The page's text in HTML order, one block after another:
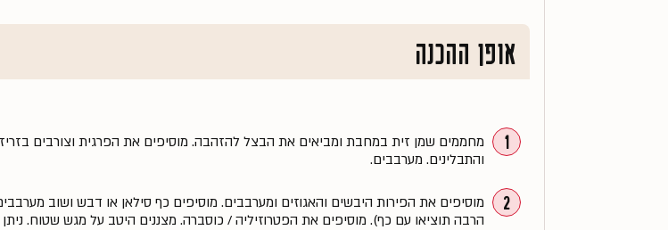
אופן ההכנה
1
מחממים שמן זית במחבת ומביאים את הבצל להזהבה. מוסיפים את הפרגית וצורבים
והתבלינים. מערבבים.
2
מוסיפים את הפירות היבשים והאגוזים ומערבבים. מוסיפים כף סילאן או דבש ושוב
הרבה תוציאו עם כף). מוסיפים את הפטרוזיליה / כוסברה. מצננים היטב על מגש שטוח. ניתן